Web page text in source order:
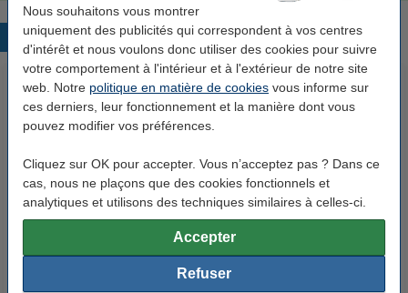
Nous souhaitons vous montrer
uniquement des publicités qui correspondent à vos centres
d'intérêt et nous voulons donc utiliser des cookies pour suivre
votre comportement à l'intérieur et à l'extérieur de notre site
web. Notre politique en matière de cookies vous informe sur
ces derniers, leur fonctionnement et la manière dont vous
pouvez modifier vos préférences.
Cliquez sur OK pour accepter. Vous n’acceptez pas ? Dans ce
cas, nous ne plaçons que des cookies fonctionnels et
analytiques et utilisons des techniques similaires à celles-ci.
Accepter
Refuser
Produits populaires
Samsung CLT-K808S (SS600A)
Samsung CLT-C808S (SS560A)